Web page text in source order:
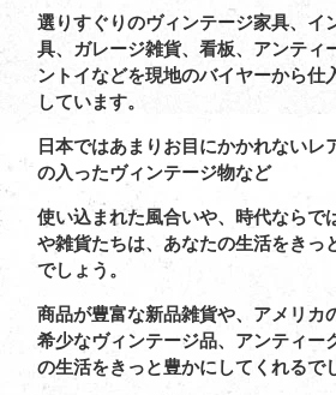
選りすぐりのヴィンテージ家具、イ
具、ガレージ雑貨、看板、アンティ
ントイなどを現地のバイヤーから仕
しています。
日本ではあまりお目にかかれないレ
の入ったヴィンテージ物など
使い込まれた風合いや、時代ならで
や雑貨たちは、あなたの生活をきっ
でしょう。
商品が豊富な新品雑貨や、アメリカ
希少なヴィンテージ品、アンティー
の生活をきっと豊かにしてくれるで